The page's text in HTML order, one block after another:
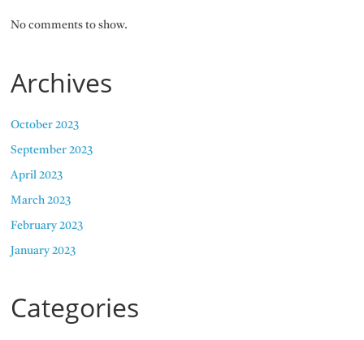
No comments to show.
Archives
October 2023
September 2023
April 2023
March 2023
February 2023
January 2023
Categories